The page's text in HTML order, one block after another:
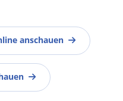
anschauen